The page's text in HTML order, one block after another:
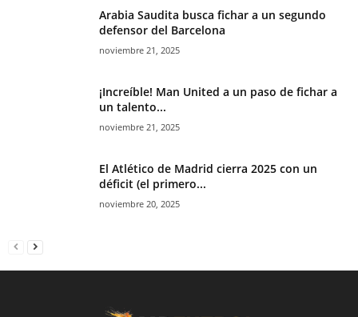
Arabia Saudita busca fichar a un segundo
defensor del Barcelona
noviembre 21, 2025
¡Increíble! Man United a un paso de fichar a
un talento...
noviembre 21, 2025
El Atlético de Madrid cierra 2025 con un
déficit (el primero...
noviembre 20, 2025